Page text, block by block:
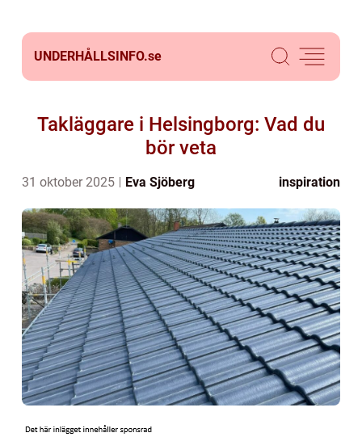
UNDERHÅLLSINFO.se
Takläggare i Helsingborg: Vad du
bör veta
31 oktober 2025 Eva Sjöberg inspiration